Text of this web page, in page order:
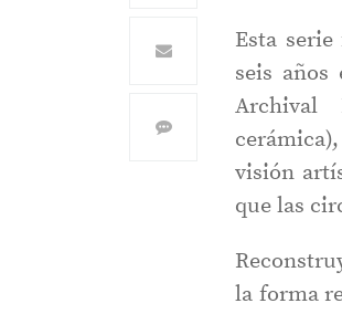
Esta
seis
visión
que las
la forma